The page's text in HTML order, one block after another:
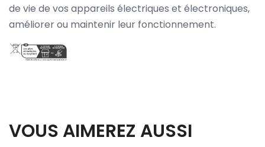
de vie de vos appareils électriques et électroniques,
améliorer ou maintenir leur fonctionnement.
VOUS AIMEREZ AUSSI